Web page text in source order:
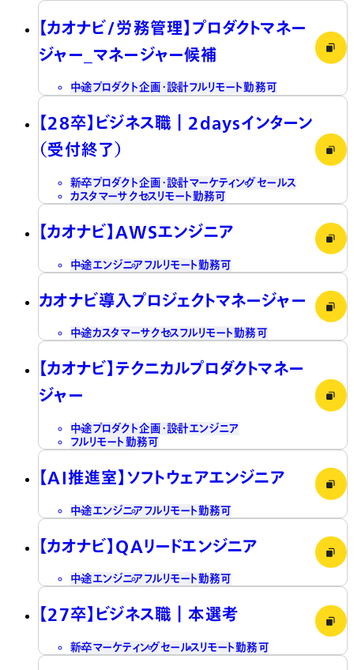
【カオナビ/労務管理】プロダクトマネー
ジャー_マネージャー候補
中途プロダクト企画・設計フルリモート勤務可
【28卒】ビジネス職┃2daysインターン
（受付終了）
新卒プロダクト企画・設計マーケティング セールス
カスタマーサクセスリモート勤務可
【カオナビ】AWSエンジニア
中途 エンジニア フルリモート勤務可
カオナビ導入プロジェクトマネージャー
中途カスタマーサクセスフルリモート勤務可
【カオナビ】テクニカルプロダクトマネー
ジャー
中途プロダクト企画・設計エンジニア
フルリモート勤務可
【AI推進室】ソフトウェアエンジニア
中途 エンジニア フルリモート勤務可
【カオナビ】QAリードエンジニア
中途エンジニア フルリモート勤務可
【27卒】ビジネス職┃本選考
新卒マーケティング セールスリモート勤務可